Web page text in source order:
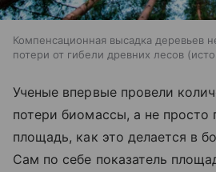
Компенсационная высадка деревьев
потери от гибели древних лесов
Ученые впервые провели
потери биомассы, а не просто
площадь, как это делается в
Сам по себе показатель